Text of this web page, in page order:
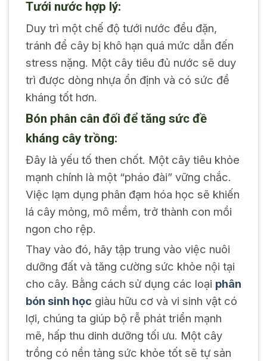
Tưới nước hợp lý:
Duy trì một chế độ tưới nước đều đặn,
tránh để cây bị khô hạn quá mức dẫn đến
stress nặng. Một cây tiêu đủ nước sẽ duy
trì được dòng nhựa ổn định và có sức đề
kháng tốt hơn.
Bón phân cân đối để tăng sức đề
kháng cây trồng:
Đây là yếu tố then chốt. Một cây tiêu khỏe
mạnh chính là một “pháo đài” vững chắc.
Việc lạm dụng phân đạm hóa học sẽ khiến
lá cây mỏng, mô mềm, trở thành con mồi
ngon cho rệp.
Thay vào đó, hãy tập trung vào việc nuôi
dưỡng đất và tăng cường sức khỏe nội tại
cho cây. Bằng cách sử dụng các loại phân
bón sinh họcgiàu hữu cơ và vi sinh vật có
lợi, chúng ta giúp bộ rễ phát triển mạnh
mẽ, hấp thu dinh dưỡng tối ưu. Một cây
trồng có nền tảng sức khỏe tốt sẽ tự sản